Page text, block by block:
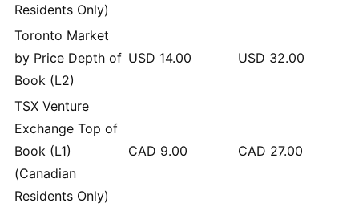
Residents Only)
Toronto Market
by Price Depth of
Book (L2)
USD 14.00 USD 32.00
TSX Venture
Exchange Top of
Book (L1)
(Canadian
Residents Only)
CAD 9.00 CAD 27.00